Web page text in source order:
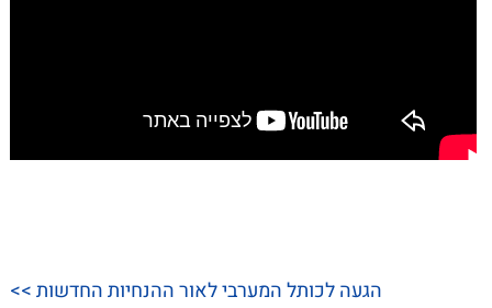
הגעה לכותל המערבי לאור ההנחיות החדשות >>